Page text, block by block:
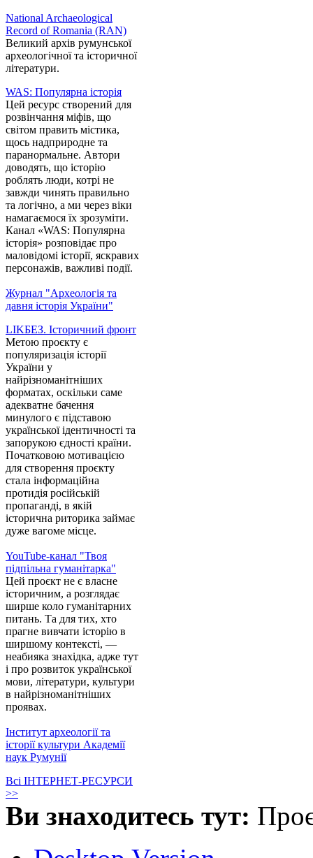
National Archaeological
Record of Romania (RAN)
Великий архів румунської
археологічної та історичної
літератури.
WAS: Популярна історія
Цей ресурс створений для
розвінчання міфів, що
світом править містика,
щось надприродне та
паранормальне. Автори
доводять, що історію
роблять люди, котрі не
завжди чинять правильно
та логічно, а ми через віки
намагаємося їх зрозуміти.
Канал «WAS: Популярна
історія» розповідає про
маловідомі історії, яскравих
персонажів, важливі події.
Журнал "Археологія та
давня історія України"
LIKБЕЗ. Історичний фронт
Метою проєкту є
популяризація історії
України у
найрізноманітніших
форматах, оскільки саме
адекватне бачення
минулого є підставою
української ідентичності та
запорукою єдності країни.
Початковою мотивацією
для створення проєкту
стала інформаційна
протидія російській
пропаганді, в якій
історична риторика займає
дуже вагоме місце.
YouTube-канал "Твоя
підпільна гуманітарка"
Цей проєкт не є власне
історичним, а розглядає
ширше коло гуманітарних
питань. Та для тих, хто
прагне вивчати історію в
ширшому контексті, —
неабияка знахідка, адже тут
і про розвиток української
мови, літератури, культури
в найрізноманітніших
проявах.
Інститут археології та
історії культури Академії
наук Румунії
Всі ІНТЕРНЕТ-РЕСУРСИ
>>
Ви знаходитесь тут: